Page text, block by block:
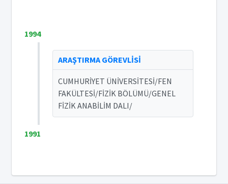
1994
ARAŞTIRMA GÖREVLİSİ
CUMHURİYET ÜNİVERSİTESİ/FEN
FAKÜLTESİ/FİZİK BÖLÜMÜ/GENEL
FİZİK ANABİLİM DALI/
1991